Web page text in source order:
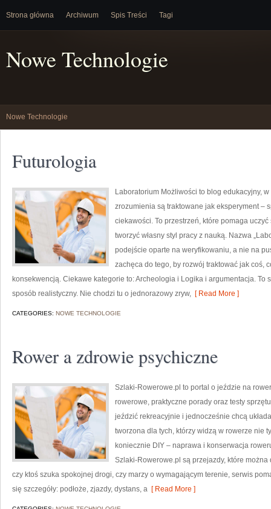
Strona główna Archiwum Spis Treści Tagi
Nowe Technologie
Nowe Technologie
Futurologia
Laboratorium Możliwości to blog edukacyjny,
zrozumienia są traktowane jak eksperyment –
ciekawości. To przestrzeń, które pomaga
tworzyć własny styl pracy z nauką. Nazwa
podejście oparte na weryfikowaniu, a nie na
zachęca do tego, by rozwój traktować jak coś,
konsekwencją. Ciekawe kategorie to: Archeologia i Logika i argumentacja. To
sposób realistyczny. Nie chodzi tu o jednorazowy zryw, [ Read More ]
CATEGORIES: NOWE TECHNOLOGIE
Rower a zdrowie psychiczne
Szlaki-Rowerowe.pl to portal o jeździe na
rowerowe, praktyczne porady oraz testy
jeździć rekreacyjnie i jednocześnie chcą
tworzona dla tych, którzy widzą w rowerze nie
koniecznie DIY – naprawa i konserwacja
Szlaki-Rowerowe.pl są przejazdy, które
czy ktoś szuka spokojnej drogi, czy marzy o wymagającym terenie, serwis
się szczegóły: podłoże, zjazdy, dystans, a [ Read More ]